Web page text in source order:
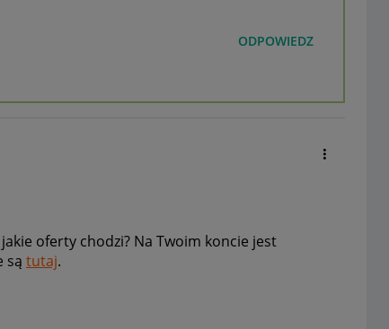
ODPOWIEDZ
jakie oferty chodzi? Na Twoim koncie jest
są tutaj.